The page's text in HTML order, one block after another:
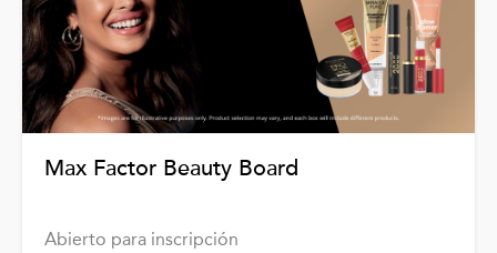
Max Factor Beauty Board
Abierto para inscripción